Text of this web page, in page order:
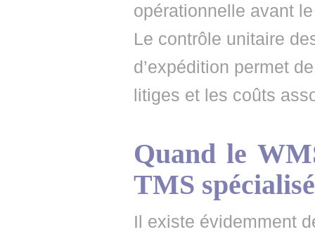
opérationnelle avant
Le contrôle unitaire
d’expédition permet
litiges et les coûts
Quand le
TMS spécialisé
Il existe évidemment